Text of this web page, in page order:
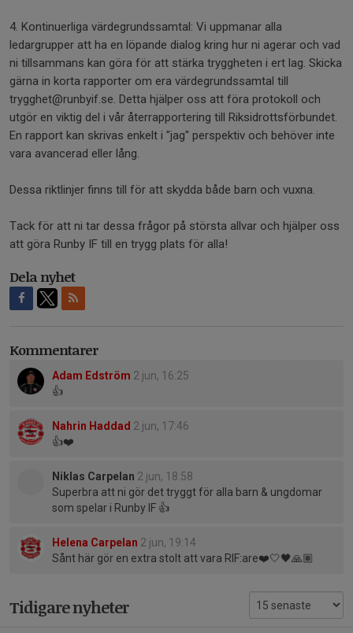
4. Kontinuerliga värdegrundssamtal: Vi uppmanar alla
ledargrupper att ha en löpande dialog kring hur ni agerar och vad
ni tillsammans kan göra för att stärka tryggheten i ert lag. Skicka
gärna in korta rapporter om era värdegrundssamtal till
trygghet@runbyif.se. Detta hjälper oss att föra protokoll och
utgör en viktig del i vår återrapportering till Riksidrottsförbundet.
En rapport kan skrivas enkelt i "jag" perspektiv och behöver inte
vara avancerad eller lång.
Dessa riktlinjer finns till för att skydda både barn och vuxna.
Tack för att ni tar dessa frågor på största allvar och hjälper oss
att göra Runby IF till en trygg plats för alla!
Dela nyhet
Kommentarer
Adam Edström 2 jun, 16:25
👍
Nahrin Haddad 2 jun, 17:46
👍❤️
Niklas Carpelan 2 jun, 18:58
Superbra att ni gör det tryggt för alla barn & ungdomar
som spelar i Runby IF 👍
Helena Carpelan 2 jun, 19:14
Sånt här gör en extra stolt att vara RIF:are❤️🤍🖤🙏🏽
Tidigare nyheter